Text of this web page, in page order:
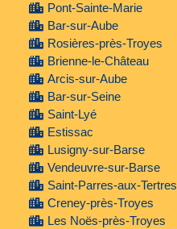
Pont-Sainte-Marie
Bar-sur-Aube
Rosières-près-Troyes
Brienne-le-Château
Arcis-sur-Aube
Bar-sur-Seine
Saint-Lyé
Estissac
Lusigny-sur-Barse
Vendeuvre-sur-Barse
Saint-Parres-aux-Tertres
Creney-près-Troyes
Les Noës-près-Troyes